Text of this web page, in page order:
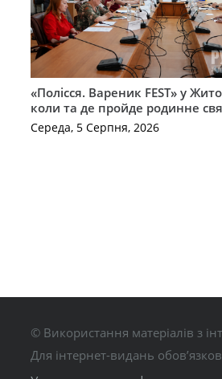
«Полісся. Вареник FEST» у
коли та де пройде родинне
Середа, 5 Серпня, 2026
© Використання матеріалів з
Для інтернет-видань